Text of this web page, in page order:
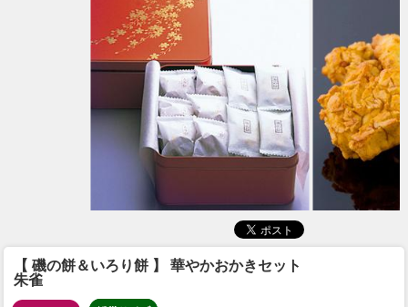
【 磯の餅＆いろり餅 】 華やかおかきセット
朱雀